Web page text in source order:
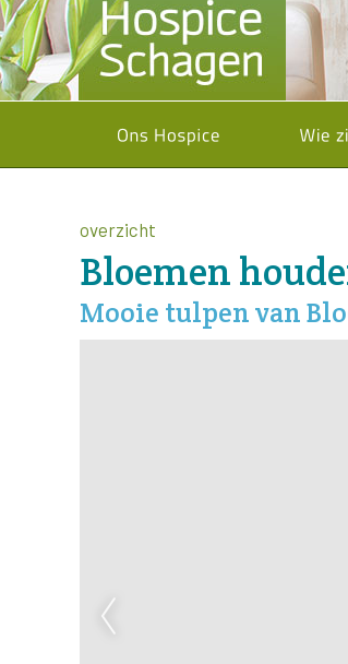
overzicht
Bloemen
Mooie tulpen van